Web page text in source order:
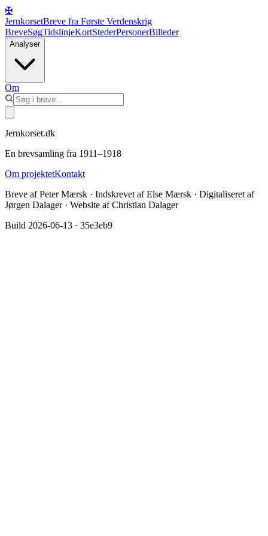
✠
JernkorsetBreve fra Første Verdenskrig
BreveSøgTidslinjeKortStederPersonerBilleder
Analyser
Om
Jernkorset.dk
En brevsamling fra 1911–1918
Om projektetKontakt
Breve af Peter Mærsk · Indskrevet af Else Mærsk · Digitaliseret af
Jørgen Dalager · Website af Christian Dalager
Build 2026-06-13 · 35e3eb9